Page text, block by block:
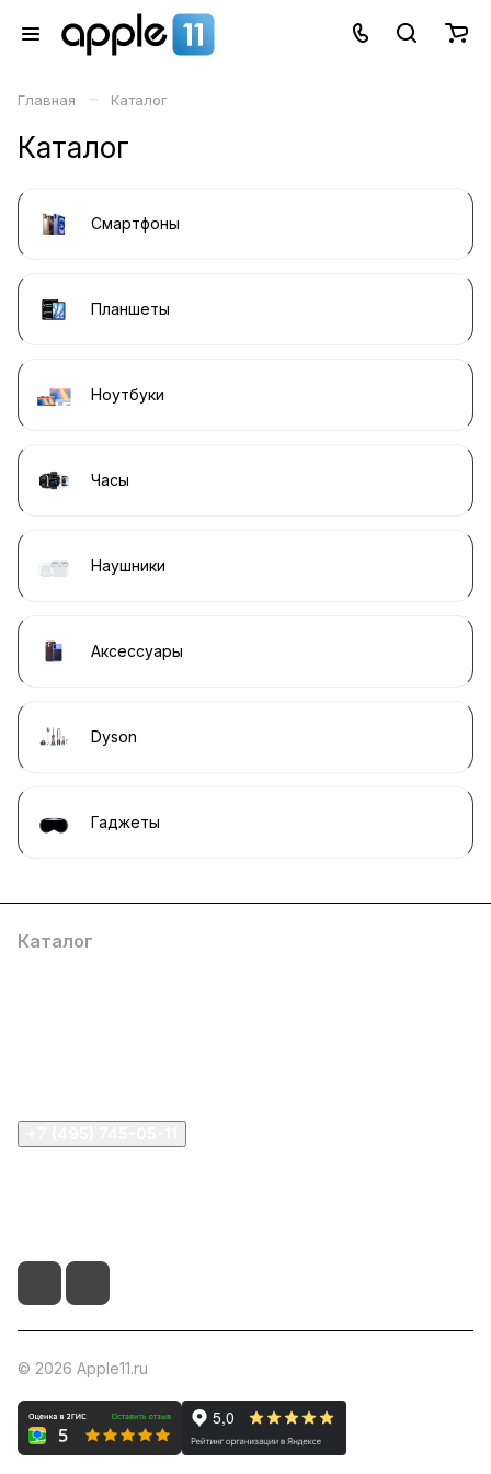
Главная – Каталог
Каталог
Смартфоны
Планшеты
Ноутбуки
Часы
Наушники
Аксессуары
Dyson
Гаджеты
Каталог
© 2026 Apple11.ru